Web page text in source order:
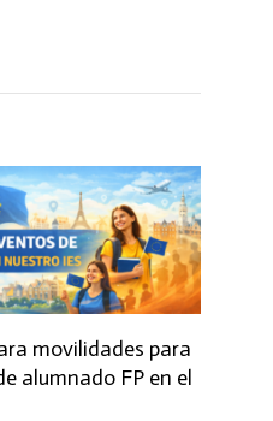
movilidades para
alumnado FP en el